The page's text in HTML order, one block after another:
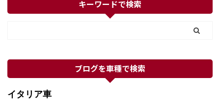
キーワードで検索
ブログを車種で検索
イタリア車